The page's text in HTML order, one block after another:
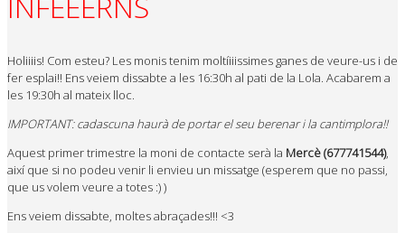
Holiiiis! Com esteu? Les monis tenim moltíiiissimes ganes de veure-us i de
fer esplai!! Ens veiem dissabte a les 16:30h al pati de la Lola. Acabarem a
les 19:30h al mateix lloc.
IMPORTANT: cadascuna haurà de portar el seu berenar i la cantimplora!!
Aquest primer trimestre la moni de contacte serà la Mercè (677741544),
així que si no podeu venir li envieu un missatge (esperem que no passi,
que us volem veure a totes :) )
Ens veiem dissabte, moltes abraçades!!! <3